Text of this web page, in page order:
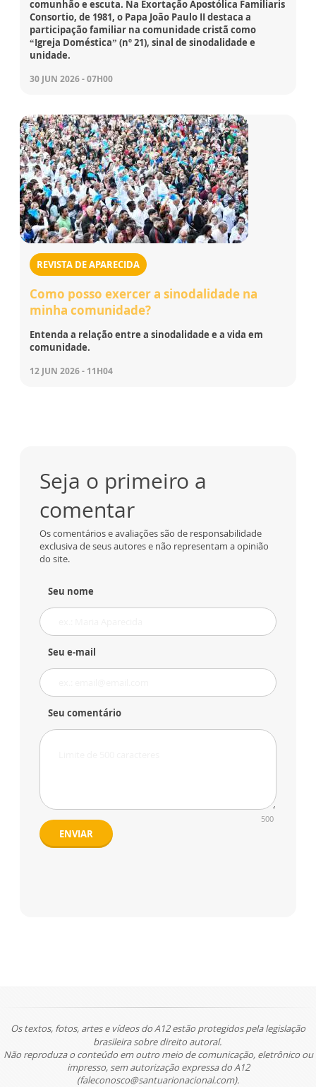
comunhão e escuta. Na Exortação Apostólica Familiaris
Consortio, de 1981, o Papa João Paulo II destaca a
participação familiar na comunidade cristã como
“Igreja Doméstica” (nº 21), sinal de sinodalidade e
unidade.
30 JUN 2026 - 07H00
REVISTA DE APARECIDA
Como posso exercer a sinodalidade na
minha comunidade?
Entenda a relação entre a sinodalidade e a vida em
comunidade.
12 JUN 2026 - 11H04
Seja o primeiro a
comentar
Os comentários e avaliações são de responsabilidade
exclusiva de seus autores e não representam a opinião
do site.
Seu nome
Seu e-mail
Seu comentário
500
ENVIAR
Os textos, fotos, artes e vídeos do A12 estão protegidos pela legislação
brasileira sobre direito autoral.
Não reproduza o conteúdo em outro meio de comunicação, eletrônico ou
impresso, sem autorização expressa do A12
(faleconosco@santuarionacional.com).